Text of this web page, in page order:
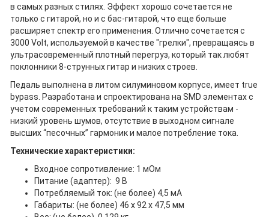
в самых разных стилях. Эффект хорошо сочетается не
только с гитарой, но и с бас-гитарой, что еще больше
расширяет спектр его применения. Отлично сочетается с
3000 Volt, используемой в качестве "грелки", превращаясь в
ультрасовременный плотный перегруз, который так любят
поклонники 8-струнных гитар и низких строев.
Педаль выполнена в литом силуминовом корпусе, имеет true
bypass. Разработана и спроектирована на SMD элементах с
учетом современных требований к таким устройствам -
низкий уровень шумов, отсутствие в выходном сигнале
высших “песочных” гармоник и малое потребление тока.
Технические характеристики:
Входное сопротивление: 1 мОм
Питание (адаптер): 9 В
Потребляемый ток: (не более) 4,5 мА
Габариты: (не более) 46 x 92 x 47,5 мм